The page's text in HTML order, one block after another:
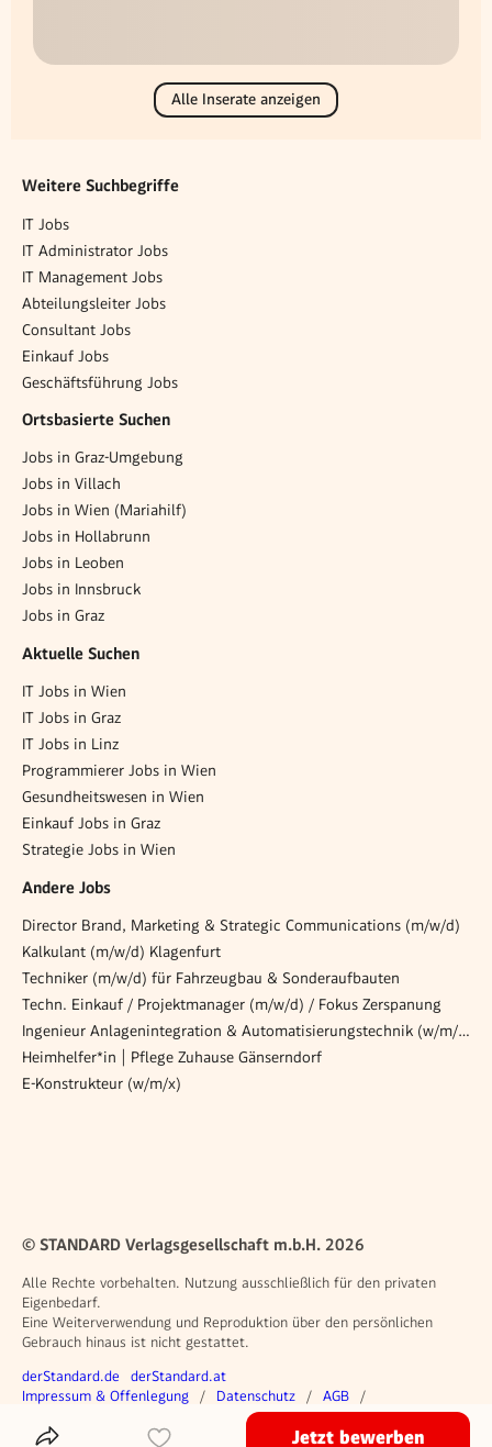
Alle Inserate anzeigen
Weitere Suchbegriffe
IT Jobs
IT Administrator Jobs
IT Management Jobs
Abteilungsleiter Jobs
Consultant Jobs
Einkauf Jobs
Geschäftsführung Jobs
Ortsbasierte Suchen
Jobs in Graz-Umgebung
Jobs in Villach
Jobs in Wien (Mariahilf)
Jobs in Hollabrunn
Jobs in Leoben
Jobs in Innsbruck
Jobs in Graz
Aktuelle Suchen
IT Jobs in Wien
IT Jobs in Graz
IT Jobs in Linz
Programmierer Jobs in Wien
Gesundheitswesen in Wien
Einkauf Jobs in Graz
Strategie Jobs in Wien
Andere Jobs
Director Brand, Marketing & Strategic Communications (m/w/d)
Kalkulant (m/w/d) Klagenfurt
Techniker (m/w/d) für Fahrzeugbau & Sonderaufbauten
Techn. Einkauf / Projektmanager (m/w/d) / Fokus Zerspanung
Ingenieur Anlagenintegration & Automatisierungstechnik (w/m/d)
Heimhelfer*in | Pflege Zuhause Gänserndorf
E-Konstrukteur (w/m/x)
Jetzt bewerben
© STANDARD Verlagsgesellschaft m.b.H. 2026
Alle Rechte vorbehalten. Nutzung ausschließlich für den privaten
Eigenbedarf.
Eine Weiterverwendung und Reproduktion über den persönlichen
Gebrauch hinaus ist nicht gestattet.
Weitere Angebote
derStandard.de derStandard.at
Rechtliches
Impressum & Offenlegung Datenschutz
AGB